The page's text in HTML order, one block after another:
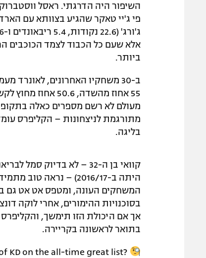
השיפור היה הדרגתי. ראסל
פי ג'יי טאקר שהגיע בצוותא עם
אלא שעם כל הכבוד לצמד הכוכבים
ביותר.
בליגה.
בסוכנויות ההימורים, אחרי לוקה
אך אם היכולת הזו תימשך,
בתואר לראשונה בקריירה.
KD on the all-time great list?